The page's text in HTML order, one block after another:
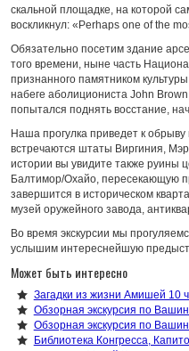
скальной площадке, на которой
воскликнул: «Perhaps one of the
Обязательно посетим здание
того времени, ныне часть
признанного памятником
набеге аболициониста John
попытался поднять восстание,
Наша прогулка приведет к
встречаются штаты Виргиния,
истории вы увидите также руины
Балтимор/Охайо, пересекающую
завершится в историческом
музей оружейного завода,
Во время экскурсии мы
услышим интереснейшую
Может быть интересно
Загадки из жизни Амишей 10
Обзорная экскурсия по
Обзорная экскурсия по
Библиотека Конгресса,